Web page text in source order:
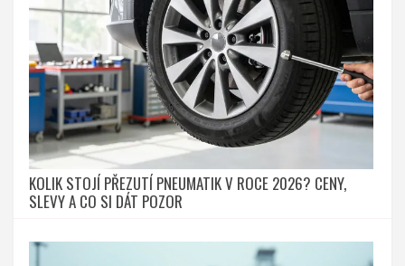
KOLIK STOJÍ PŘEZUTÍ PNEUMATIK V ROCE 2026? CENY,
SLEVY A CO SI DÁT POZOR